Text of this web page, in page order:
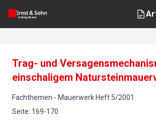
Trag- und
einschaligem
Fachthemen - Mauerwerk Heft 5/2001
Seite: 169-170